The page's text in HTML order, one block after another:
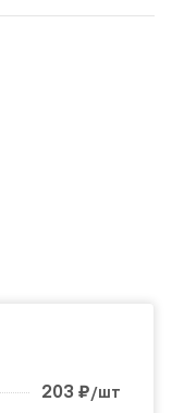
203 ₽/шт